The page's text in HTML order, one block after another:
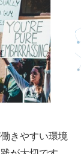
きやすい環境